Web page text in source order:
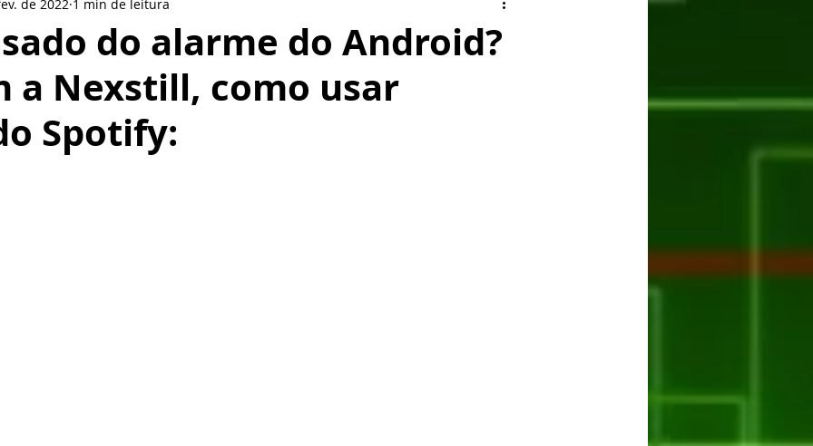
LinkedIn LG Facebook
Smartphone Motorola Pionner Gear VR Pioneer
Oppo
do alarme do Android?
a Nexstill, como usar
Spotify:
de 2022 1 min de leitura
5 estrelas.